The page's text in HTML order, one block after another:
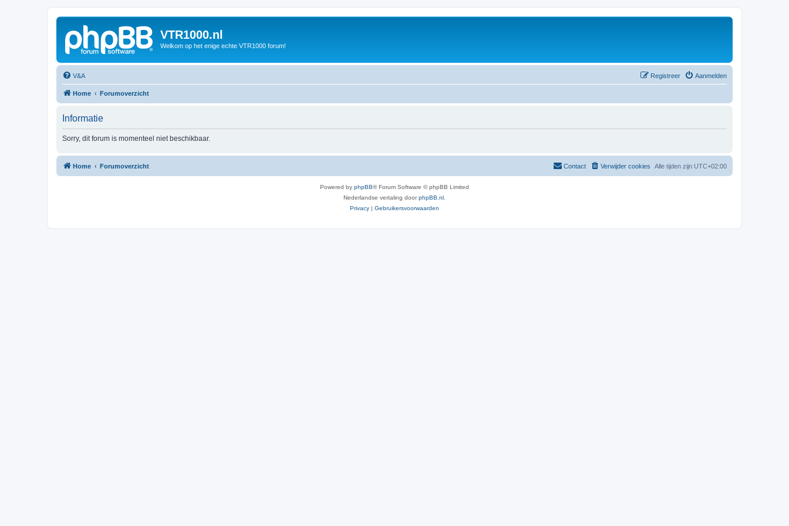
VTR1000.nl
Welkom op het enige echte VTR1000 forum!
V&A Aanmelden
Registreer
Home Forumoverzicht
Informatie
Sorry, dit forum is momenteel niet beschikbaar.
Home Forumoverzicht Alle tijden zijn UTC+02:00
Verwijder cookies
Contact
Powered by phpBB® Forum Software © phpBB Limited
Nederlandse vertaling doorphpBB.nl
Privacy | Gebruikersvoorwaarden